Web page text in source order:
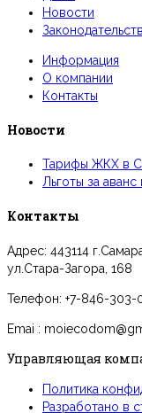
Новости
Информация
О компании
Контакты
Новости
Тарифы ЖКХ в
Льготы за
Контакты
Адрес: 443114
ул.Стара-Загора, 168
Телефон: +7-846-303-
Emai :
Управляющая
Политика
Разработано в